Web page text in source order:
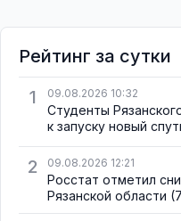
Рейтинг за сутки
1
09.08.2026 10:32
Студенты
к запуску новый
2 09.08.2026 12:21
Росстат отметил
Рязанской области